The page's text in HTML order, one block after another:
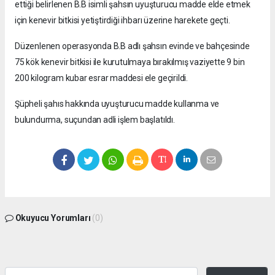
ettiği belirlenen B.B isimli şahsın uyuşturucu madde elde etmek
için kenevir bitkisi yetiştirdiği ihbarı üzerine harekete geçti.
Düzenlenen operasyonda B.B adlı şahsın evinde ve bahçesinde
75 kök kenevir bitkisi ile kurutulmaya bırakılmış vaziyette 9 bin
200 kilogram kubar esrar maddesi ele geçirildi.
Şüpheli şahıs hakkında uyuşturucu madde kullanma ve
bulundurma, suçundan adli işlem başlatıldı.
Okuyucu Yorumları (0)